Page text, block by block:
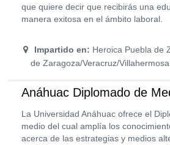
que quiere decir que recibirás una
manera exitosa en el ámbito laboral.
Impartido en: Heroica Puebla de
de Zaragoza/Veracruz/Villahermosa
Anáhuac Diplomado de
La Universidad Anáhuac ofrece el
medio del cual amplía los
acerca de las estrategias y medios